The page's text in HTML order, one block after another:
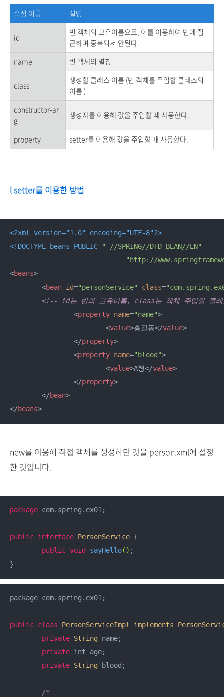
속성 이름 설명
id
빈 객체의 고유이름으로, 이를 이용하여 빈에 접
근하며 중복되서 안된다.
name
빈 객체의 별칭
class
생성할 클래스 이름 (빈 객체를 주입할 클래스의
이름 )
constructor-ar
g
생성자를 이용해 값을 주입할 때 사용한다.
property setter를 이용해 값을 주입할 때 사용한다.
l setter를 이용한 방법
<?xml version="1.0" encoding="UTF-8"?>
<!DOCTYPE
beans PUBLIC
"-//SPRING//DTD BEAN//EN"
"http://
<beans>
<bean id="personService" class=
<!-- id는 빈의 고유이름, class는 객체 주입할 클
<property name="name">
<value>홍길동</value>
</property>
<property name="blood">
<value>A형</value>
</property>
</bean>
</beans>
new를 이용해 직접 객체를 생성하던 것을 person.xml에 설정
한 것입니다.
package com.spring.ex01;
public interface PersonService {
public void sayHello() ;
package com.spring.ex01;
public class PersonServiceImpl implements
private String name;
private int age;
private String blood;
/*